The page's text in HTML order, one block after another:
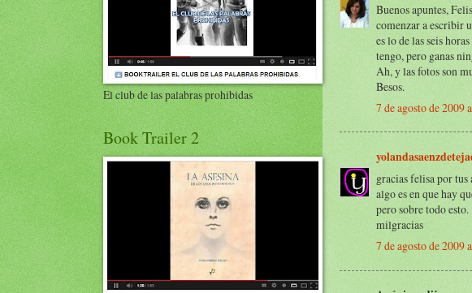
Buenos apuntes,
comenzar a escribir
es lo de las seis
tengo, pero ganas
Ah, y las fotos son
Besos.
7 de agosto de 2009
gracias felisa por tus
algo es en que hay
pero sobre todo esto.
milgracias
7 de agosto de 2009
El club de las palabras prohibidas
Book Trailer 2